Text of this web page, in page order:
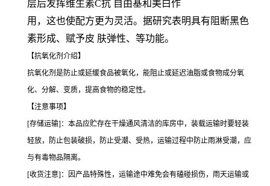
层后发挥维生素C抗 自由基和美白作
用，这也使配方更为灵活。据研究表明具有阻断黑色
素形成、赋予皮 肤弹性、等功能。
【抗氧化剂介绍】
抗氧化剂是防止或延缓食品被氧化，能阻止或延迟油脂或食物成分氧
化、分解、变质，提高食物的稳定性。
【注意事项】
[存储运输]：本品应贮存在干燥通风清洁的库房中，装载运输时要轻装
轻放，防止包装破损，防止受潮、受热，运输过程中防止雨淋受潮，应
与有毒物品隔离。
[收货注意]：因产品特殊性，运输途中难免会有磕碰损伤，雨天运输或